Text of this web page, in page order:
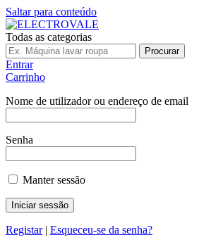
Saltar para conteúdo
Todas as categorias
Procurar
Entrar
Carrinho
Nome de utilizador ou endereço de email
Senha
Manter sessão
Registar| Esqueceu-se da senha?